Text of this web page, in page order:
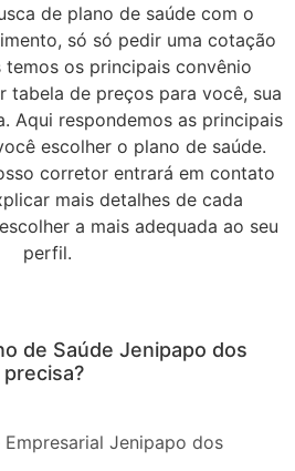
de plano de saúde com o
só só pedir uma cotação
os principais convênio
tabela de preços para você, sua
Aqui respondemos as principais
escolher o plano de saúde.
corretor entrará em contato
mais detalhes de cada
a mais adequada ao seu
perfil.
de Saúde Jenipapo dos
Empresarial Jenipapo dos